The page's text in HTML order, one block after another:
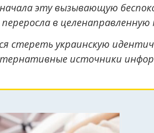
эту вызывающую
переросла в
стереть украинскую
источники